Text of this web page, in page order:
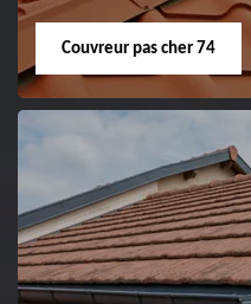
Couvreur pas cher 74